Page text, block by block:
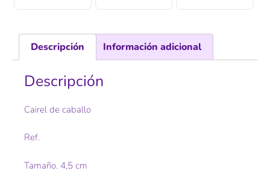
Descripción Información adicional
Descripción
Cairel de caballo
Ref.
Tamaño. 4,5 cm